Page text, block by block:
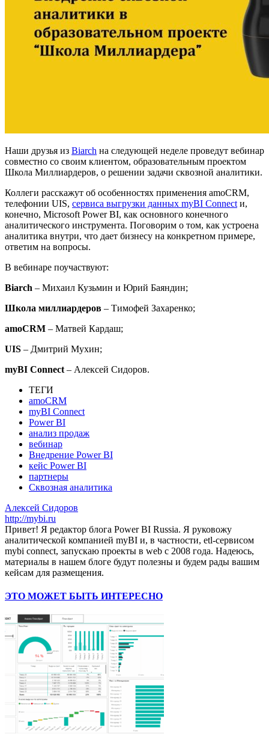
Наши друзья из Biarch на следующей неделе проведут вебинар
совместно со своим клиентом, образовательным проектом
Школа Миллиардеров, о решении задачи сквозной аналитики.
Коллеги расскажут об особенностях применения amoCRM,
телефонии UIS, сервиса выгрузки данных myBI Connect и,
конечно, Microsoft Power BI, как основного конечного
аналитического инструмента. Поговорим о том, как устроена
аналитика внутри, что дает бизнесу на конкретном примере,
ответим на вопросы.
В вебинаре поучаствуют:
Biarch – Михаил Кузьмин и Юрий Баяндин;
Школа миллиардеров – Тимофей Захаренко;
amoCRM – Матвей Кардаш;
UIS – Дмитрий Мухин;
myBI Connect – Алексей Сидоров.
ТЕГИ
amoCRM
myBI Connect
Power BI
анализ продаж
вебинар
Внедрение Power BI
кейс Power BI
партнеры
Сквозная аналитика
Алексей Сидоров
http://mybi.ru
Привет! Я редактор блога Power BI Russia. Я руковожу
аналитической компанией myBI и, в частности, etl-сервисом
mybi connect, запускаю проекты в web с 2008 года. Надеюсь,
материалы в нашем блоге будут полезны и будем рады вашим
кейсам для размещения.
ЭТО МОЖЕТ БЫТЬ ИНТЕРЕСНО